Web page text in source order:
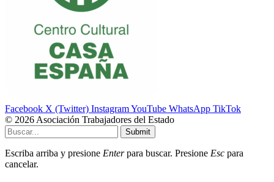
Facebook X (Twitter) InstagramYouTube WhatsApp TikTok
© 2026 Asociación Trabajadores del Estado
Submit
Escriba arriba y presione Enterpara buscar. Presione Esc para
cancelar.